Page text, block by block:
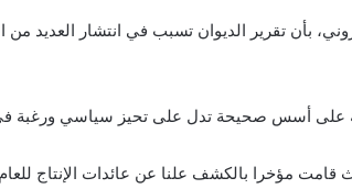
بأن تقرير الديوان تسبب في انتشار العديد
على أسس صحيحة تدل على تحيز سياسي ورغبة